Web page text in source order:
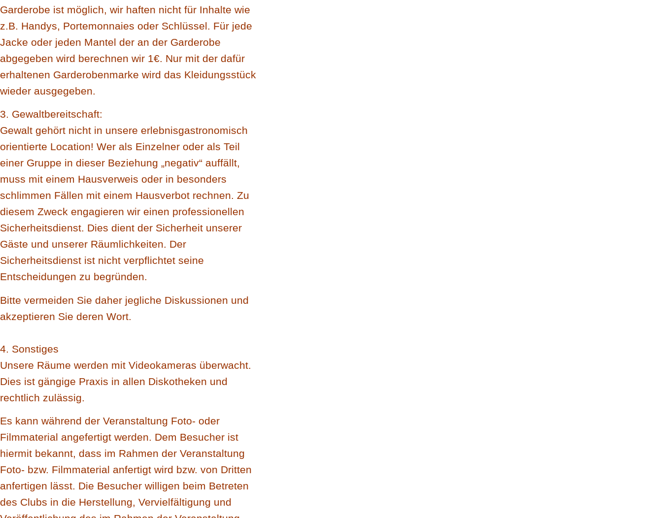
Garderobe ist möglich, wir haften nicht für Inhalte wie
z.B. Handys, Portemonnaies oder Schlüssel. Für jede
Jacke oder jeden Mantel der an der Garderobe
abgegeben wird berechnen wir 1€. Nur mit der dafür
erhaltenen Garderobenmarke wird das Kleidungsstück
wieder ausgegeben.
3. Gewaltbereitschaft:
Gewalt gehört nicht in unsere erlebnisgastronomisch
orientierte Location! Wer als Einzelner oder als Teil
einer Gruppe in dieser Beziehung „negativ“ auffällt,
muss mit einem Hausverweis oder in besonders
schlimmen Fällen mit einem Hausverbot rechnen. Zu
diesem Zweck engagieren wir einen professionellen
Sicherheitsdienst. Dies dient der Sicherheit unserer
Gäste und unserer Räumlichkeiten. Der
Sicherheitsdienst ist nicht verpflichtet seine
Entscheidungen zu begründen.
Bitte vermeiden Sie daher jegliche Diskussionen und
akzeptieren Sie deren Wort.
4. Sonstiges
Unsere Räume werden mit Videokameras überwacht.
Dies ist gängige Praxis in allen Diskotheken und
rechtlich zulässig.
Es kann während der Veranstaltung Foto- oder
Filmmaterial angefertigt werden. Dem Besucher ist
hiermit bekannt, dass im Rahmen der Veranstaltung
Foto- bzw. Filmmaterial anfertigt wird bzw. von Dritten
anfertigen lässt. Die Besucher willigen beim Betreten
des Clubs in die Herstellung, Vervielfältigung und